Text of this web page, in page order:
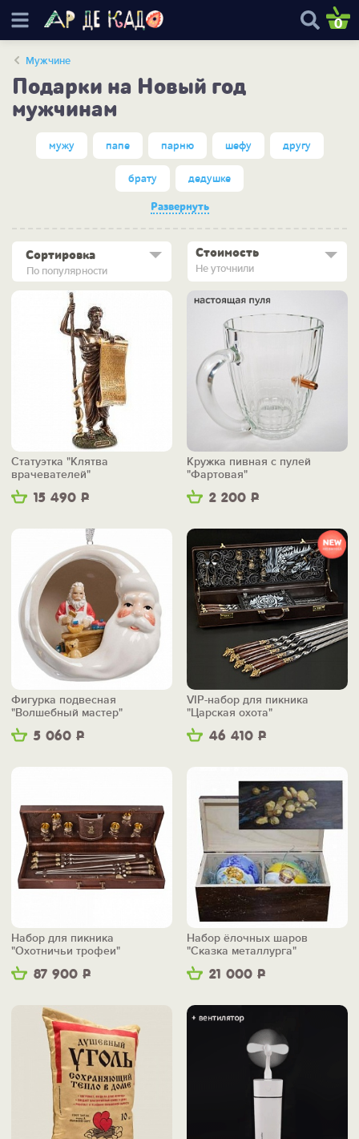
0
Мужчине
Подарки на Новый год
мужчинам
мужу папе парню шефу другу
брату дедушке
Развернуть
По популярности
Сортировка Стоимость
Не уточнили
15 490 Р
Статуэтка "Клятва
врачевателей"
2 200 Р
Кружка пивная с пулей
"Фартовая"
5 060 Р
Фигурка подвесная
"Волшебный мастер"
46 410 Р
VIP-набор для пикника
"Царская охота"
87 900 Р
Набор для пикника
"Охотничьи трофеи"
21 000 Р
Набор ёлочных шаров
"Сказка металлурга"